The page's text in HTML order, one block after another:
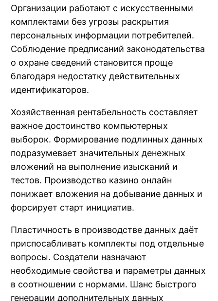
Организации работают с искусственными
комплектами без угрозы раскрытия
персональных информации потребителей.
Соблюдение предписаний законодательства
о охране сведений становится проще
благодаря недостатку действительных
идентификаторов.
Хозяйственная рентабельность составляет
важное достоинство компьютерных
выборок. Формирование подлинных данных
подразумевает значительных денежных
вложений на выполнение изысканий и
тестов. Производство казино онлайн
понижает вложения на добывание данных и
форсирует старт инициатив.
Пластичность в производстве данных даёт
приспосабливать комплекты под отдельные
вопросы. Создатели назначают
необходимые свойства и параметры данных
в соотношении с нормами. Шанс быстрого
генерации дополнительных данных